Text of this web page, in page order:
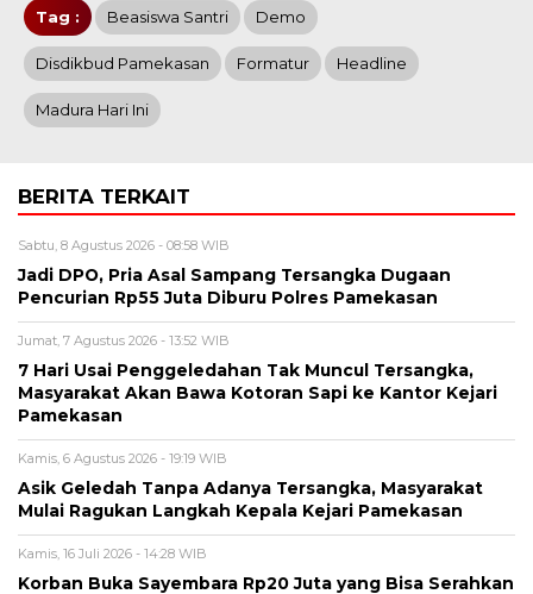
Tag : Beasiswa Santri Demo
Disdikbud Pamekasan Formatur Headline
Madura Hari Ini
BERITA TERKAIT
Sabtu, 8 Agustus 2026 - 08:58 WIB
Jadi DPO, Pria Asal Sampang Tersangka Dugaan
Pencurian Rp55 Juta Diburu Polres Pamekasan
Jumat, 7 Agustus 2026 - 13:52 WIB
7 Hari Usai Penggeledahan Tak Muncul Tersangka,
Masyarakat Akan Bawa Kotoran Sapi ke Kantor Kejari
Pamekasan
Kamis, 6 Agustus 2026 - 19:19 WIB
Asik Geledah Tanpa Adanya Tersangka, Masyarakat
Mulai Ragukan Langkah Kepala Kejari Pamekasan
Kamis, 16 Juli 2026 - 14:28 WIB
Korban Buka Sayembara Rp20 Juta yang Bisa Serahkan